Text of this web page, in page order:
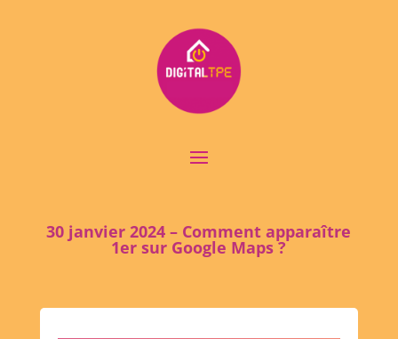
30 janvier 2024 – Comment apparaître
1er sur Google Maps ?